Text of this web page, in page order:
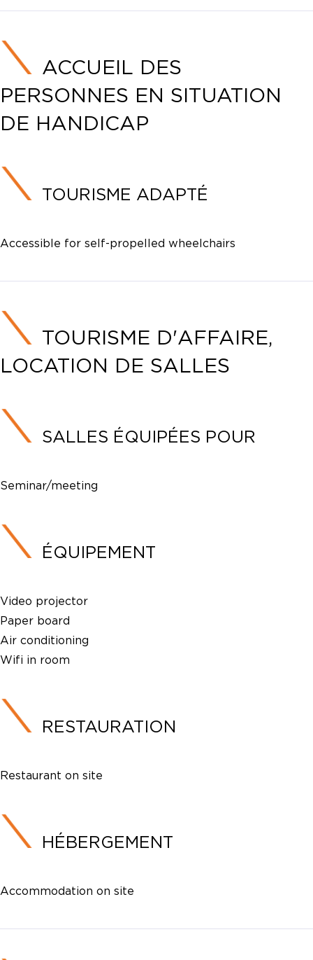
ACCUEIL DES
PERSONNES EN SITUATION
DE HANDICAP
TOURISME ADAPTÉ
Accessible for self-propelled wheelchairs
TOURISME D'AFFAIRE,
LOCATION DE SALLES
SALLES ÉQUIPÉES POUR
Seminar/meeting
ÉQUIPEMENT
Video projector
Paper board
Air conditioning
Wifi in room
RESTAURATION
Restaurant on site
HÉBERGEMENT
Accommodation on site